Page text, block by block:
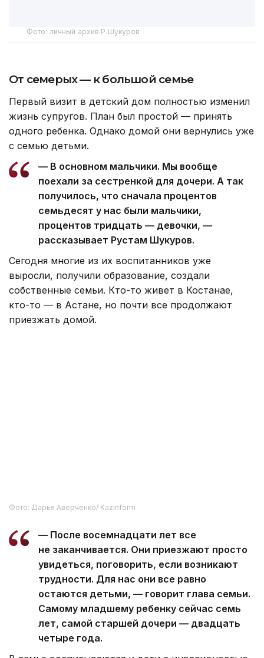
Фото: личный архив Р.Шукуров
От семерых — к большой семье
Первый визит в детский дом полностью изменил
жизнь супругов. План был простой — принять
одного ребенка. Однако домой они вернулись уже
с семью детьми.
— В основном мальчики. Мы вообще
поехали за сестренкой для дочери. А так
получилось, что сначала процентов
семьдесят у нас были мальчики,
процентов тридцать — девочки, —
рассказывает Рустам Шукуров.
Сегодня многие из их воспитанников уже
выросли, получили образование, создали
собственные семьи. Кто-то живет в Костанае,
кто-то — в Астане, но почти все продолжают
приезжать домой.
Фото: Дарья Аверченко/ Kazinform
— После восемнадцати лет все
не заканчивается. Они приезжают просто
увидеться, поговорить, если возникают
трудности. Для нас они все равно
остаются детьми, — говорит глава семьи.
Самому младшему ребенку сейчас семь
лет, самой старшей дочери — двадцать
четыре года.